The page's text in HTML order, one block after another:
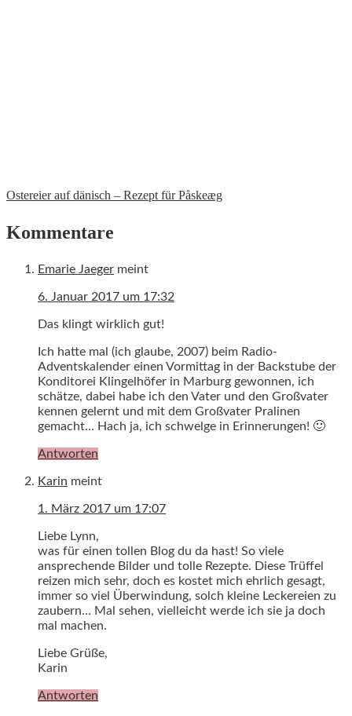
Ostereier auf dänisch – Rezept für Påskeæg
Kommentare
Emarie Jaeger meint
6. Januar 2017 um 17:32
Das klingt wirklich gut!
Ich hatte mal (ich glaube, 2007) beim Radio-
Adventskalender einen Vormittag in der Backstube der
Konditorei Klingelhöfer in Marburg gewonnen, ich
schätze, dabei habe ich den Vater und den Großvater
kennen gelernt und mit dem Großvater Pralinen
gemacht… Hach ja, ich schwelge in Erinnerungen! 🙂
Antworten
Karin meint
1. März 2017 um 17:07
Liebe Lynn,
was für einen tollen Blog du da hast! So viele
ansprechende Bilder und tolle Rezepte. Diese Trüffel
reizen mich sehr, doch es kostet mich ehrlich gesagt,
immer so viel Überwindung, solch kleine Leckereien zu
zaubern… Mal sehen, vielleicht werde ich sie ja doch
mal machen.
Liebe Grüße,
Karin
Antworten